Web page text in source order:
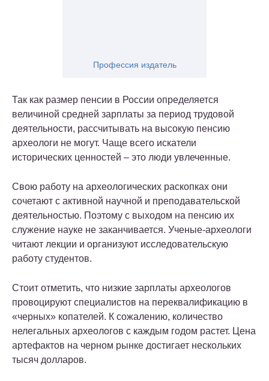
Профессия издатель
Так как размер пенсии в России определяется
величиной средней зарплаты за период трудовой
деятельности, рассчитывать на высокую пенсию
археологи не могут. Чаще всего искатели
исторических ценностей – это люди увлеченные.
Свою работу на археологических раскопках они
сочетают с активной научной и преподавательской
деятельностью. Поэтому с выходом на пенсию их
служение науке не заканчивается. Ученые-археологи
читают лекции и организуют исследовательскую
работу студентов.
Стоит отметить, что низкие зарплаты археологов
провоцируют специалистов на переквалификацию в
«черных» копателей. К сожалению, количество
нелегальных археологов с каждым годом растет. Цена
артефактов на черном рынке достигает нескольких
тысяч долларов.